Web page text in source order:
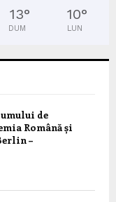
13°
DUM
10°
LUN
de
Română și
–